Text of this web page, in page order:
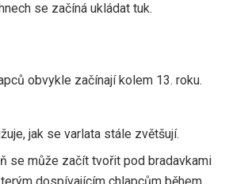
se začíná ukládat tuk.
obvykle začínají kolem 13. roku.
jak se varlata stále zvětšují.
se může začít tvořit pod bradavkami